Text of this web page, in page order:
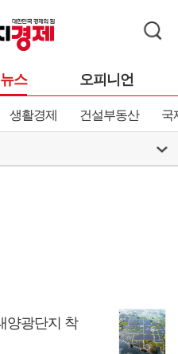
스 오피니언
생활경제 건설부동산 국
양광단지 착